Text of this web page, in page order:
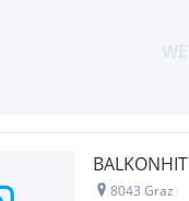
8043 Graz